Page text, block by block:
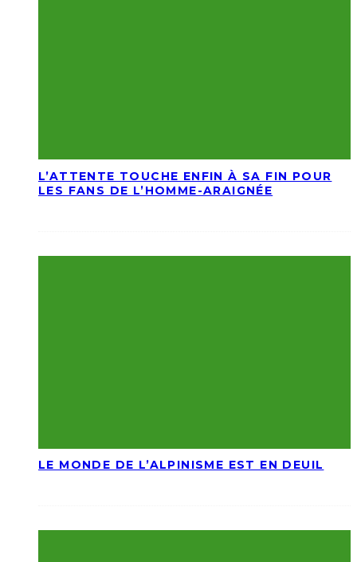
L’ATTENTE TOUCHE ENFIN À SA FIN POUR
LES FANS DE L’HOMME-ARAIGNÉE
LE MONDE DE L’ALPINISME EST EN DEUIL